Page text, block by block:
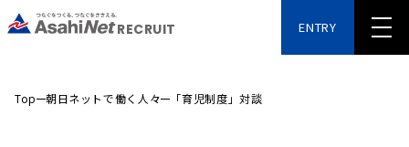
RECRUIT ENTRY
Top 朝日ネットで働く人々 「育児制度」対談